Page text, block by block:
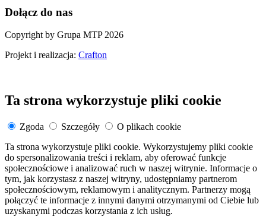
Dołącz do nas
Copyright by Grupa MTP 2026
Projekt i realizacja: Crafton
Ta strona wykorzystuje pliki cookie
Zgoda Szczegóły
O plikach cookie
Ta strona wykorzystuje pliki cookie. Wykorzystujemy pliki cookie
do spersonalizowania treści i reklam, aby oferować funkcje
społecznościowe i analizować ruch w naszej witrynie. Informacje o
tym, jak korzystasz z naszej witryny, udostępniamy partnerom
społecznościowym, reklamowym i analitycznym. Partnerzy mogą
połączyć te informacje z innymi danymi otrzymanymi od Ciebie lub
uzyskanymi podczas korzystania z ich usług.